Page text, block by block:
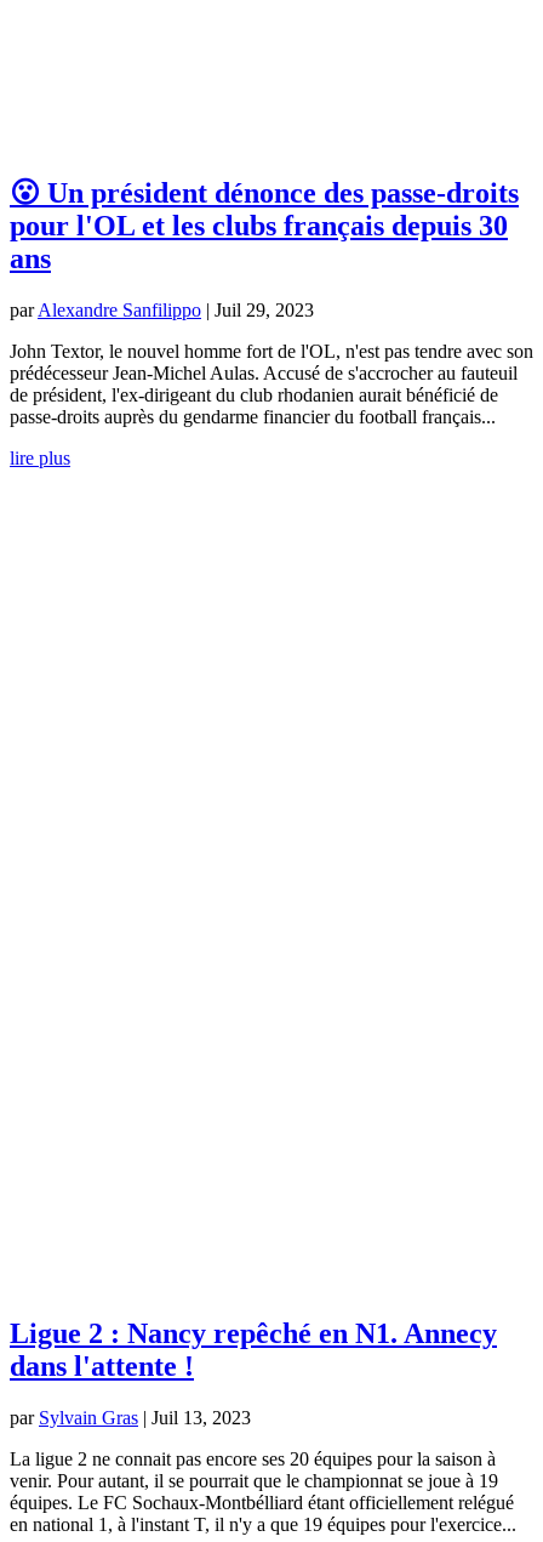
😮 Un président dénonce des passe-droits
pour l'OL et les clubs français depuis 30
ans
parAlexandre Sanfilippo | Juil 29, 2023
John Textor, le nouvel homme fort de l'OL, n'est pas tendre avec son
prédécesseur Jean-Michel Aulas. Accusé de s'accrocher au fauteuil
de président, l'ex-dirigeant du club rhodanien aurait bénéficié de
passe-droits auprès du gendarme financier du football français...
lire plus
Ligue 2 : Nancy repêché en N1. Annecy
dans l'attente !
par Sylvain Gras | Juil 13, 2023
La ligue 2 ne connait pas encore ses 20 équipes pour la saison à
venir. Pour autant, il se pourrait que le championnat se joue à 19
équipes. Le FC Sochaux-Montbélliard étant officiellement relégué
en national 1, à l'instant T, il n'y a que 19 équipes pour l'exercice...